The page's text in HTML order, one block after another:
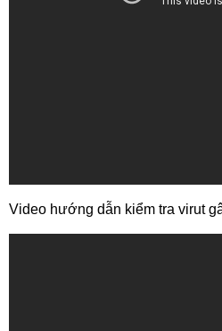
Video hướng dẫn kiểm tra virut